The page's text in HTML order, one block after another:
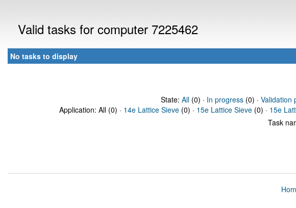
Valid tasks for computer 7225462
No tasks to display
State: All(0) · In progress(0) · Validation
Application: All (0) · 14e Lattice Sieve (0) · 15e Lattice Sieve (0) · 15e
Task